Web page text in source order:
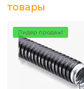
товары
Лидер продаж!